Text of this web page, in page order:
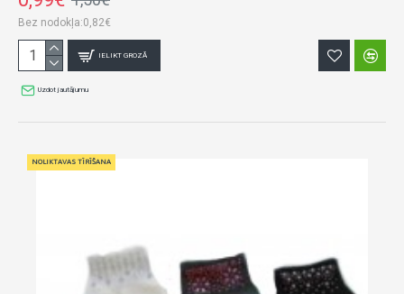
Bez nodokļa:0,82€
IELIKT GROZĀ
Uzdot jautājumu
NOLIKTAVAS TĪRĪŠANA